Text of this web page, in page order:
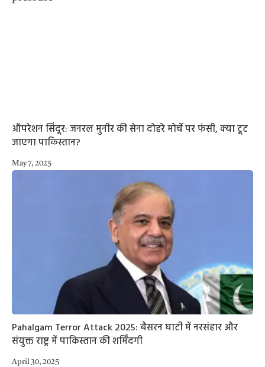
ऑपरेशन सिंदूर: जनरल मुनीर की सेना दोहरे मोर्चे पर फंसी, क्या टूट
जाएगा पाकिस्तान?
May 7, 2025
Pahalgam Terror Attack 2025: बैसरन घाटी में नरसंहार और
संयुक्त राष्ट्र में पाकिस्तान की शर्मिंदगी
April 30, 2025